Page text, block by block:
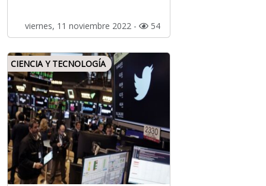
viernes, 11 noviembre 2022 - 54
CIENCIA Y TECNOLOGÍA